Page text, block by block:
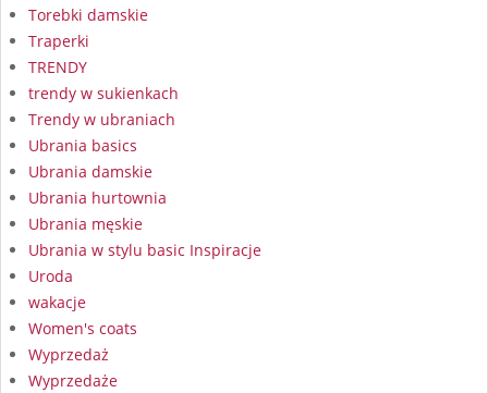
Torebki damskie
Traperki
TRENDY
trendy w sukienkach
Trendy w ubraniach
Ubrania basics
Ubrania damskie
Ubrania hurtownia
Ubrania męskie
Ubrania w stylu basic Inspiracje
Uroda
wakacje
Women's coats
Wyprzedaż
Wyprzedaże